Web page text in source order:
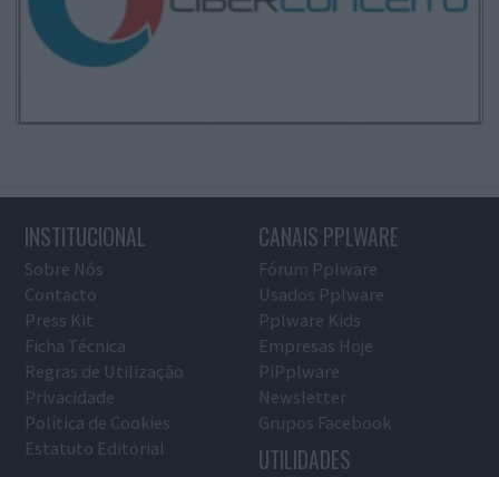
INSTITUCIONAL
Sobre Nós
Contacto
Press Kit
Ficha Técnica
Regras de Utilização
Privacidade
Política de Cookies
Estatuto Editorial
CANAIS PPLWARE
Fórum Pplware
Usados Pplware
Pplware Kids
Empresas Hoje
PiPplware
Newsletter
Grupos Facebook
UTILIDADES